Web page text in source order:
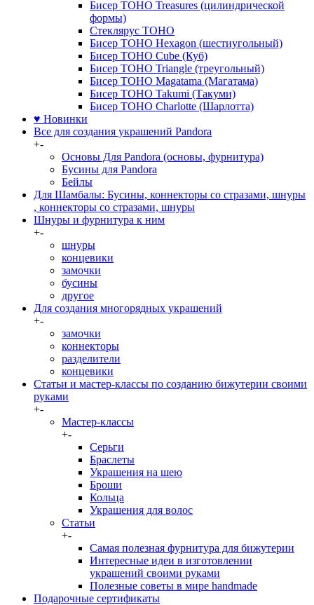
Бисер TOHO Treasures (цилиндрической
формы)
Стеклярус TOHO
Бисер TOHO Hexagon (шестиугольный)
Бисер TOHO Cube (Куб)
Бисер TOHO Triangle (треугольный)
Бисер TOHO Magatama (Магатама)
Бисер TOHO Takumi (Такуми)
Бисер TOHO Charlotte (Шарлотта)
♥ Новинки
Все для создания украшений Pandora
+-
Основы Для Pandora (основы, фурнитура)
Бусины для Pandora
Бейлы
Для Шамбалы: Бусины, коннекторы со стразами, шнуры
, коннекторы со стразами, шнуры
Шнуры и фурнитура к ним
+-
шнуры
концевики
замочки
бусины
другое
Для создания многорядных украшений
+-
замочки
коннекторы
разделители
концевики
Статьи и мастер-классы по созданию бижутерии своими
руками
+-
Мастер-классы
+-
Серьги
Браслеты
Украшения на шею
Броши
Кольца
Украшения для волос
Статьи
+-
Самая полезная фурнитура для бижутерии
Интересные идеи в изготовлении
украшений своими руками
Полезные советы в мире handmade
Подарочные сертификаты